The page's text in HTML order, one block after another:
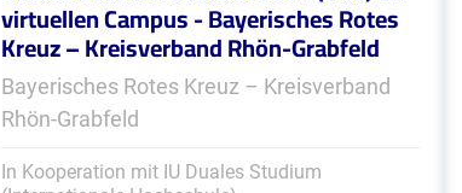
virtuellen Campus - Bayerisches Rotes
Kreuz – Kreisverband Rhön-Grabfeld
Bayerisches Rotes Kreuz – Kreisverband
Rhön-Grabfeld
In Kooperation mit IU Duales Studium